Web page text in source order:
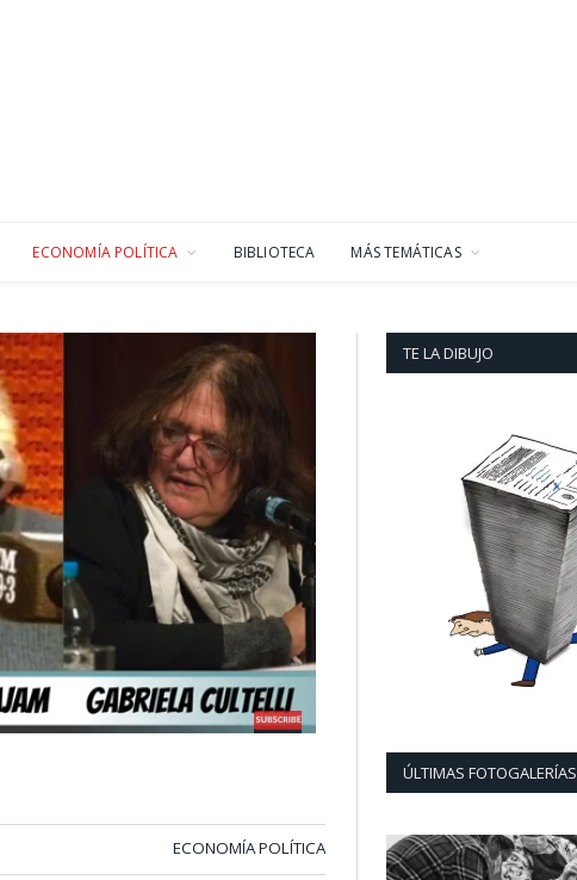
ECONOMÍA POLÍTICA BIBLIOTECA MÁS TEMÁTICAS
ECONOMÍA POLÍTICA
TE LA DIBUJO
ÚLTIMAS FOTOGALERÍAS